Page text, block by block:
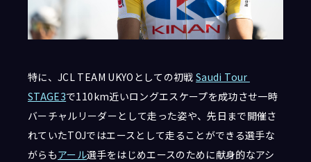
特に、JCL TEAM UKYOとしての初戦Saudi Tour
STAGE3で110km近いロングエスケープを成功させ一時
バーチャルリーダーとして走った姿や、先日まで開催さ
れていたTOJではエースとして走ることができる選手な
がらもアール選手をはじめエースのために献身的なアシ